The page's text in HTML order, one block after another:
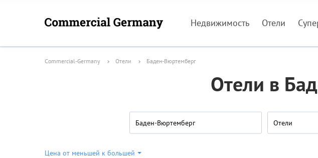
Недвижимость Отели
Commercial-Germany Отели Баден-Вюртемберг
Отели в
Баден-Вюртемберг Отели
Цена от меньшей к большей